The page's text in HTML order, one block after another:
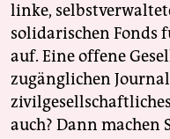
linke,
solidarischen Fonds
auf. Eine offene
zugänglichen
auch? Dann machen